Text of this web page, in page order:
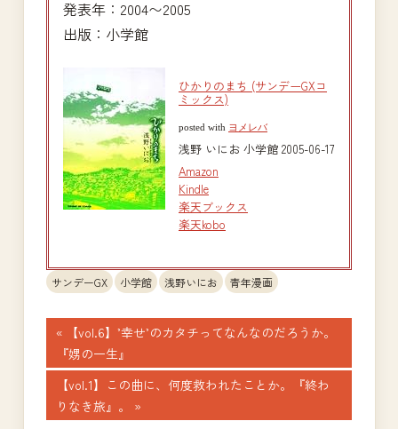
発表年：2004〜2005
出版：小学館
ひかりのまち (サンデーGXコ
ミックス)
posted with ヨメレバ
浅野 いにお 小学館 2005-06-17
Amazon
Kindle
楽天ブックス
楽天kobo
サンデーGX 小学館 浅野いにお 青年漫画
投
稿
ナ
前
の
記
事:
【vol.6】’幸せ’のカタチってなんなのだろうか。
『娚の一生』
次
の
【vol.1】この曲に、何度救われたことか。『終わ
りなき旅』。